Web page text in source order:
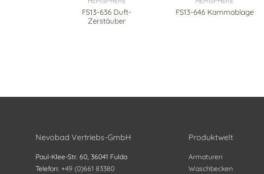
FS13-636 Duft-
Zerstäuber
FS13-646 Kammablage
Nevobad Vertriebs-GmbH
Paul-Klee-Str. 60, 36041 Fulda
Telefon: +49 (0)661 83380
Produktwelt
Armaturen
Waschbecken